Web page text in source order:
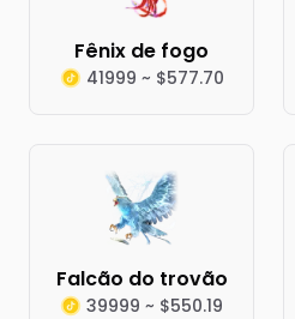
Fênix de fogo
41999 ~ $577.70
Falcão do trovão
39999 ~ $550.19